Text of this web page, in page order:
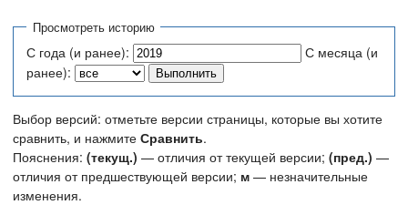
Просмотреть историю
С года (и ранее):
С месяца (и
ранее):
Выбор версий: отметьте версии страницы, которые вы хотите
сравнить, и нажмите Сравнить.
Пояснения: (текущ.) — отличия от текущей версии; (пред.) —
отличия от предшествующей версии; м — незначительные
изменения.